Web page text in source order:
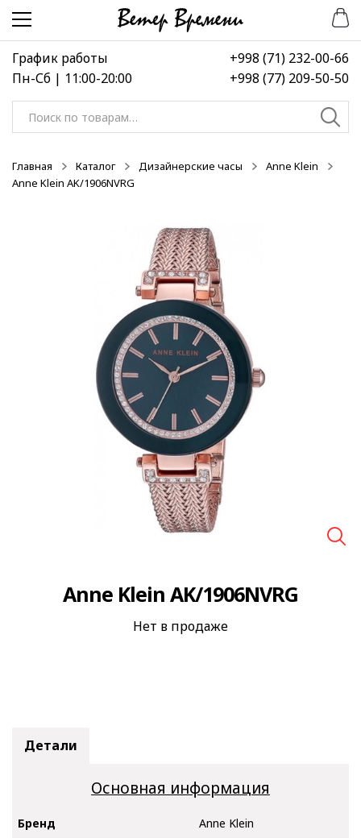
Перейти
навигации
Перейти
содержимому
График работы
Пн-Сб | 11:00-20:00
+998 (71) 232-00-66
+998 (77) 209-50-50
Искать:
Главная Каталог Дизайнерские часы
Anne Klein
Anne Klein AK/1906NVRG
Anne Klein AK/1906NVRG
Нет в продаже
Детали
Основная информация
Бренд
Anne Klein
-50%
-50%
-50%